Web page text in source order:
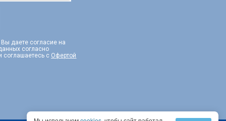
Вы даете согласие на
согласно
соглашаетесь с Офертой